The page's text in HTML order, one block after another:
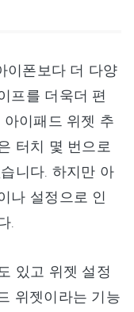
이폰보다 더 다양
프를 더욱더 편
이패드 위젯 추
터치 몇 번으로
니다. 하지만 아
나 설정으로 인
.
있고 위젯 설정
위젯이라는 기능